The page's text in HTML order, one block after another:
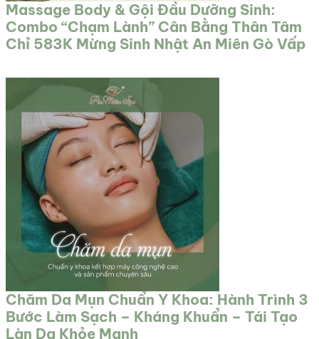
Massage Body & Gội Đầu Dưỡng Sinh:
Combo “Chạm Lành” Cân Bằng Thân Tâm
Chỉ 583K Mừng Sinh Nhật An Miên Gò Vấp
Chăm Da Mụn Chuẩn Y Khoa: Hành Trình 3
Bước Làm Sạch – Kháng Khuẩn – Tái Tạo
Làn Da Khỏe Mạnh